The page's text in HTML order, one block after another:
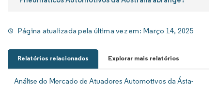
Página atualizada pela última vez em: Março 14, 2025
Relatórios relacionados Explorar mais relatórios
Análise do Mercado de Atuadores Automotivos da Ásia-